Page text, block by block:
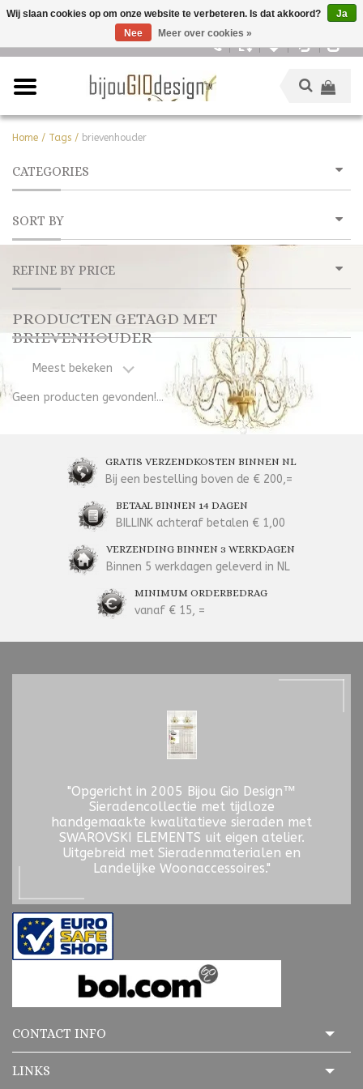
Home / Tags / brievenhouder
CATEGORIES
SORT BY
REFINE BY PRICE
PRODUCTEN GETAGD MET
BRIEVENHOUDER
Meest bekeken
Geen producten gevonden!...
GRATIS VERZENDKOSTEN BINNEN NL
Bij een bestelling boven de € 200,=
BETAAL BINNEN 14 DAGEN
BILLINK achteraf betalen € 1,00
VERZENDING BINNEN 3 WERKDAGEN
Binnen 5 werkdagen geleverd in NL
MINIMUM ORDERBEDRAG
vanaf € 15, =
"Opgericht in 2005 Bijou Gio Design™
Sieradencollectie met tijdloze
handgemaakte kwalitatieve sieraden met
SWAROVSKI ELEMENTS uit eigen atelier.
Uitgebreid met Sieradenmaterialen en
Landelijke Woonaccessoires."
CONTACT INFO
LINKS
Wij slaan cookies op om onze website te verbeteren. Is dat akkoord?
Ja
Nee
Meer over cookies »